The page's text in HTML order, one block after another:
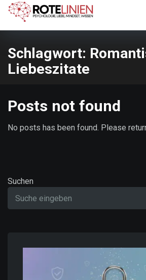
Schlagwort:
Liebeszitate
Posts not found
No posts has been found. Please
Suchen